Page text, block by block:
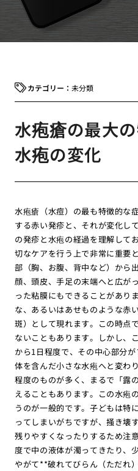
未分類
水疱瘡の最大
水疱の変化
水疱瘡（水痘）の最も特徴的な
する赤い発疹と、それが変化し
の発疹と水疱の経過を理解して
切なケアを行う上で非常に重要
部（胸、お腹、背中など）から
顔、頭皮、手足の末端へと広が
った粘膜にもできることがあり
な、あるいはあせものような赤
斑）として現れます。この時点
ないこともあります。しかし、
から1日程度で、その中心部分
体を含んだ小さな水疱へと変わ
程度のものが多く、まるで「露
えることもあります。この水疱
うのが一般的です。子どもは特
ってしまいがちですが、掻き壊
残りやすくなったりするため注
度で中の液体が濁ってきたり、
やがて**破れてびらん（ただれ